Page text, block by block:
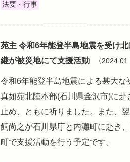
法要・行事
苑主 令和6年能登半島地震を受け
継が被災地にて支援活動
〈
令和6年能登半島地震による甚大な
真如苑北陸本部(石川県金沢市)に
止め、ともに祈りました。また、
飼尚之が石川県庁と内灘町に赴き
町で支援活動を行う予定です。